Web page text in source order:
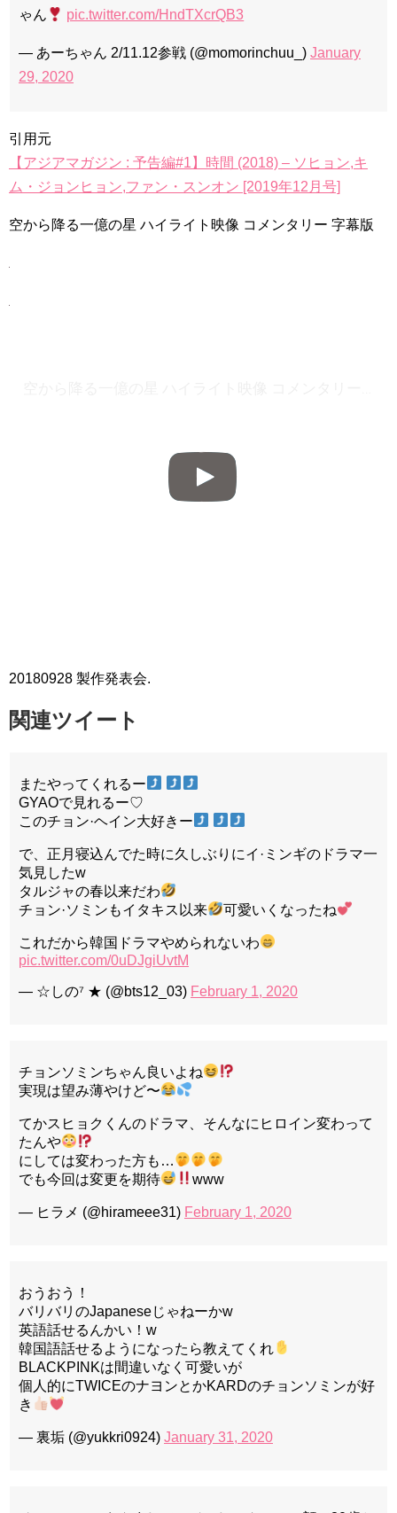
ゃん
pic.twitter.com/HndTXcrQB3
— あーちゃん 2/11.12参戦 (@momorinchuu_) January
29, 2020
引用元
【アジアマガジン : 予告編#1】時間 (2018) – ソヒョン,キ
ム・ジョンヒョン,ファン・スンオン [2019年12月号]
空から降る一億の星 ハイライト映像 コメンタリー 字幕版
20180928 製作発表会.
関連ツイート
またやってくれるー
GYAOで見れるー♡
このチョン·ヘイン大好きー
で、正月寝込んでた時に久しぶりにイ·ミンギのドラマ一
気見したw
タルジャの春以来だわ
チョン·ソミンもイタキス以来
可愛いくなったね
これだから韓国ドラマやめられないわ
pic.twitter.com/0uDJgiUvtM
— ☆しの⁷ ★ (@bts12_03) February 1, 2020
チョンソミンちゃん良いよね
実現は望み薄やけど〜
てかスヒョクくんのドラマ、そんなにヒロイン変わって
たんや
にしては変わった方も…
でも今回は変更を期待
www
— ヒラメ (@hirameee31) February 1, 2020
おうおう！
バリバリのJapaneseじゃねーかw
英語話せるんかい！w
韓国語話せるようになったら教えてくれ
BLACKPINKは間違いなく可愛いが
個人的にTWICEのナヨンとかKARDのチョンソミンが好
き
— 裏垢 (@yukkri0924) January 31, 2020